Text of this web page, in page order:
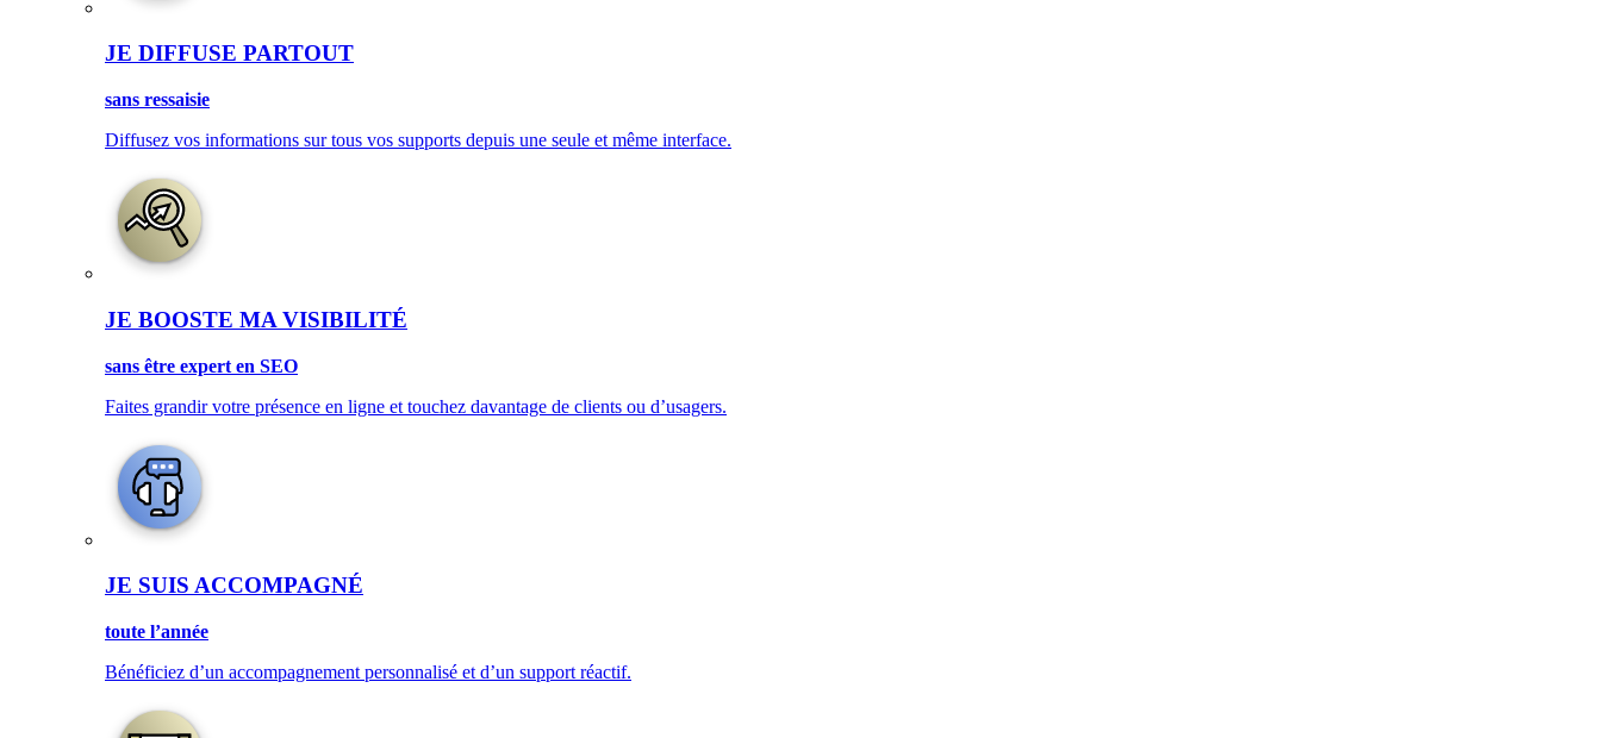
JE DIFFUSE PARTOUT
sans ressaisie
Diffusez vos informations sur tous vos supports depuis une seule et même interface.
JE BOOSTE MA VISIBILITÉ
sans être expert en SEO
Faites grandir votre présence en ligne et touchez davantage de clients ou d’usagers.
JE SUIS ACCOMPAGNÉ
toute l’année
Bénéficiez d’un accompagnement personnalisé et d’un support réactif.